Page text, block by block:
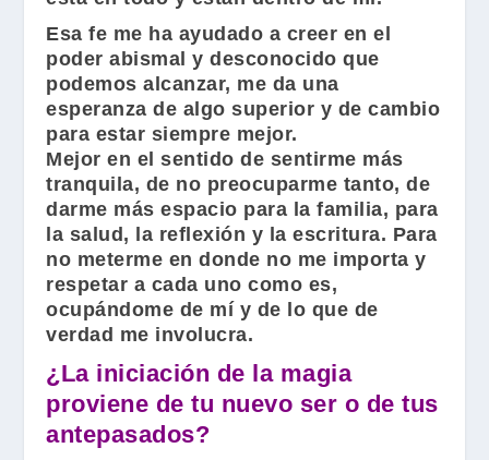
Esa fe me ha ayudado a creer en el
poder abismal y desconocido que
podemos alcanzar, me da una
esperanza de algo superior y de cambio
para estar siempre mejor.
Mejor en el sentido de sentirme más
tranquila, de no preocuparme tanto, de
darme más espacio para la familia, para
la salud, la reflexión y la escritura. Para
no meterme en donde no me importa y
respetar a cada uno como es,
ocupándome de mí y de lo que de
verdad me involucra.
¿La iniciación de la magia
proviene de tu nuevo ser o de tus
antepasados?